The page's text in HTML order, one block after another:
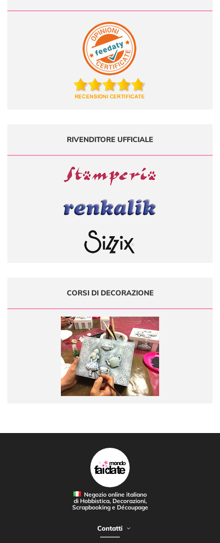
RIVENDITORE UFFICIALE
CORSI DI DECORAZIONE
Negozio online italiano
di Hobbistica, Decorazioni,
Scrapbooking e Découpage
Contatti